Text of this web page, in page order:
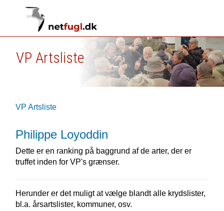
VP Artsliste
VP Artsliste
Philippe Loyoddin
Dette er en ranking på baggrund af de arter, der er
truffet inden for VP's grænser.
Herunder er det muligt at vælge blandt alle krydslister,
bl.a. årsartslister, kommuner, osv.